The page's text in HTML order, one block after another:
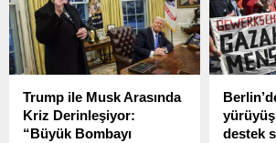
Trump ile Musk Arasında
Kriz Derinleşiyor:
“Büyük Bombayı
destek